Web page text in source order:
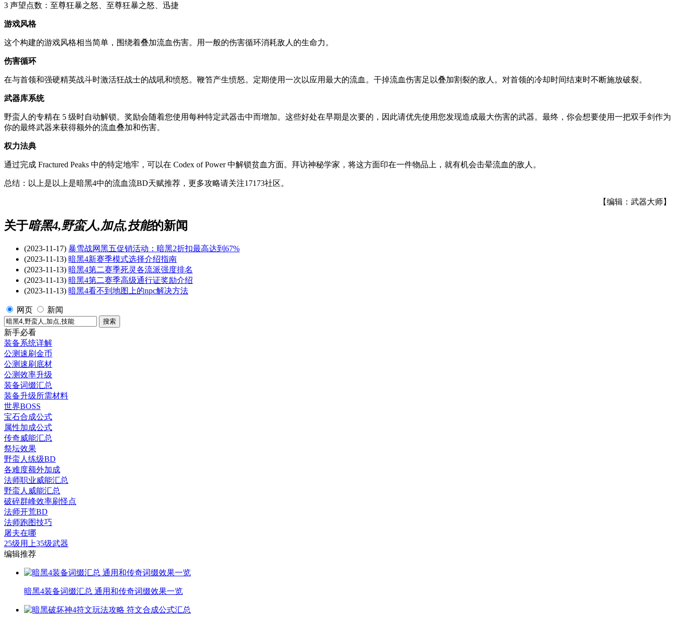
3 声望点数：至尊狂暴之怒、至尊狂暴之怒、迅捷
游戏风格
这个构建的游戏风格相当简单，围绕着叠加流血伤害。用一般的伤害循环消耗敌人的生命力。
伤害循环
在与首领和强硬精英战斗时激活狂战士的战吼和愤怒。鞭笞产生愤怒。定期使用一次以应用最大的流血。干掉流血伤害足以叠加割裂的敌人。对首领的冷却时间结束时不断施放破裂。
武器库系统
野蛮人的专精在 5 级时自动解锁。奖励会随着您使用每种特定武器击中而增加。这些好处在早期是次要的，因此请优先使用您发现造成最大伤害的武器。最终，你会想要使用一把双手剑作为
你的最终武器来获得额外的流血叠加和伤害。
权力法典
通过完成 Fractured Peaks 中的特定地牢，可以在 Codex of Power 中解锁贫血方面。拜访神秘学家，将这方面印在一件物品上，就有机会击晕流血的敌人。
总结：以上是以上是暗黑4中的流血流BD天赋推荐，更多攻略请关注17173社区。
【编辑：武器大师】
关于暗黑4,野蛮人,加点,技能的新闻
(2023-11-17) 暴雪战网黑五促销活动：暗黑2折扣最高达到67%
(2023-11-13) 暗黑4新赛季模式选择介绍指南
(2023-11-13) 暗黑4第二赛季死灵各流派强度排名
(2023-11-13) 暗黑4第二赛季高级通行证奖励介绍
(2023-11-13) 暗黑4看不到地图上的npc解决方法
网页 新闻
新手必看
装备系统详解
公测速刷金币
公测速刷底材
公测效率升级
装备词缀汇总
装备升级所需材料
世界BOSS
宝石合成公式
属性加成公式
传奇威能汇总
祭坛效果
野蛮人练级BD
各难度额外加成
法师职业威能汇总
野蛮人威能汇总
破碎群峰效率刷怪点
法师开荒BD
法师跑图技巧
屠夫在哪
25级用上35级武器
编辑推荐
暗黑4装备词缀汇总 通用和传奇词缀效果一览